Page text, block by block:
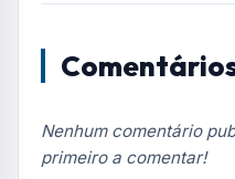
Notícias no